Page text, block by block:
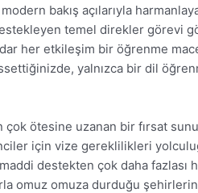
bakış açılarıyla
temel direkler görevi
her etkileşim bir öğrenme
yalnızca bir dil
ötesine uzanan bir fırsat
için vize gereklilikleri
destekten çok daha
omuza durduğu şehirlerin